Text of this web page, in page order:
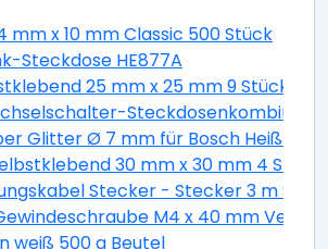
mm x 10 mm Classic 500 Stück
Steckdose HE877A
25 mm x 25 mm 9 Stück
Glitter Ø 7 mm für Bosch
30 mm x 30 mm 4 Stück
Stecker - Stecker 3 m
M4 x 40 mm
weiß 500 g Beutel